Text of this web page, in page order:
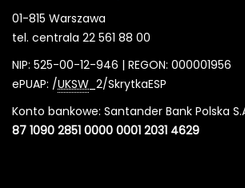
01-815 Warszawa
tel. centrala 22 561 88 00
NIP: 525-00-12-946 | REGON: 000001956
ePUAP: /UKSW _2/SkrytkaESP
Konto bankowe: Santander Bank Polska
87 1090 2851 0000 0001 2031 4629